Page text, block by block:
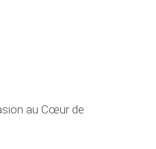
au Cœur de